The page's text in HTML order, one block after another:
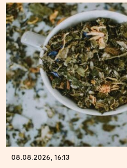
08.08.2026, 16:13